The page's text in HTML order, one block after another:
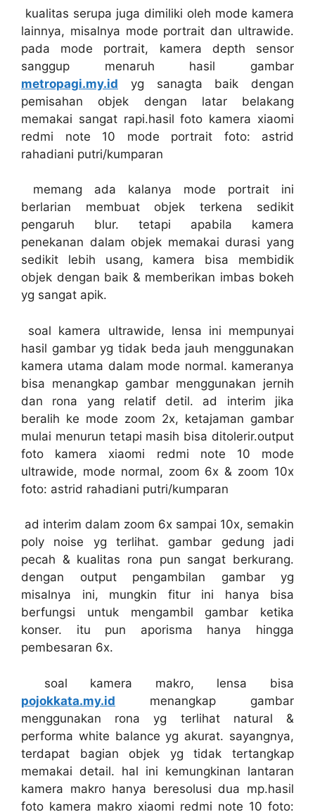
kualitas serupa juga dimiliki oleh mode kamera
lainnya, misalnya mode portrait dan ultrawide.
pada mode portrait, kamera depth sensor
sanggup menaruh hasil gambar
metropagi.my.id yg sanagta baik dengan
pemisahan objek dengan latar belakang
memakai sangat rapi.hasil foto kamera xiaomi
redmi note 10 mode portrait foto: astrid
rahadiani putri/kumparan
memang ada kalanya mode portrait ini
berlarian membuat objek terkena sedikit
pengaruh blur. tetapi apabila kamera
penekanan dalam objek memakai durasi yang
sedikit lebih usang, kamera bisa membidik
objek dengan baik & memberikan imbas bokeh
yg sangat apik.
soal kamera ultrawide, lensa ini mempunyai
hasil gambar yg tidak beda jauh menggunakan
kamera utama dalam mode normal. kameranya
bisa menangkap gambar menggunakan jernih
dan rona yang relatif detil. ad interim jika
beralih ke mode zoom 2x, ketajaman gambar
mulai menurun tetapi masih bisa ditolerir.output
foto kamera xiaomi redmi note 10 mode
ultrawide, mode normal, zoom 6x & zoom 10x
foto: astrid rahadiani putri/kumparan
ad interim dalam zoom 6x sampai 10x, semakin
poly noise yg terlihat. gambar gedung jadi
pecah & kualitas rona pun sangat berkurang.
dengan output pengambilan gambar yg
misalnya ini, mungkin fitur ini hanya bisa
berfungsi untuk mengambil gambar ketika
konser. itu pun aporisma hanya hingga
pembesaran 6x.
soal kamera makro, lensa bisa
pojokkata.my.id menangkap gambar
menggunakan rona yg terlihat natural &
performa white balance yg akurat. sayangnya,
terdapat bagian objek yg tidak tertangkap
memakai detail. hal ini kemungkinan lantaran
kamera makro hanya beresolusi dua mp.hasil
foto kamera makro xiaomi redmi note 10 foto: